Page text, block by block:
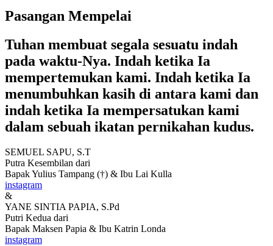
Pasangan Mempelai
Tuhan membuat segala sesuatu indah
pada waktu-Nya. Indah ketika Ia
mempertemukan kami. Indah ketika Ia
menumbuhkan kasih di antara kami dan
indah ketika Ia mempersatukan kami
dalam sebuah ikatan pernikahan kudus.
SEMUEL SAPU, S.T
Putra Kesembilan dari
Bapak Yulius Tampang (†) & Ibu Lai Kulla
instagram
&
YANE SINTIA PAPIA, S.Pd
Putri Kedua dari
Bapak Maksen Papia & Ibu Katrin Londa
instagram